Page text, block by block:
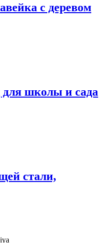
с деревом
школы и сада
стали,